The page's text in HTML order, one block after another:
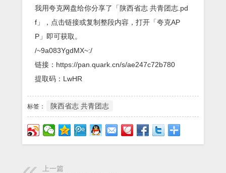
我用夸克网盘给你分享了「陕西省志 共青团志.pd
f」，点击链接或复制整段内容，打开「夸克AP
P」即可获取。
/~9a083YgdMX~:/
链接：https://pan.quark.cn/s/ae247c72b780
提取码：LwHR
标签： 陕西省志 共青团志
上一篇